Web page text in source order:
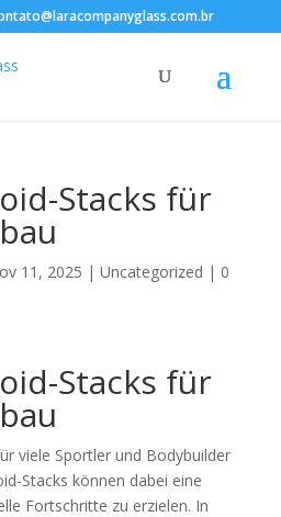
Stacks für
11, 2025 | Uncategorized | 0
Stacks für
viele Sportler und Bodybuilder
Stacks können dabei eine
Fortschritte zu erzielen. In